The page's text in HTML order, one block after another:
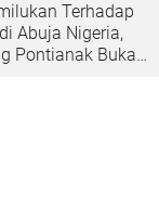
Terhadap
Abuja Nigeria,
Pontianak Buka